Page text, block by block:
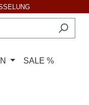
SALE %